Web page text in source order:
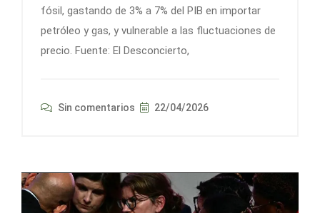
fósil, gastando de 3% a 7% del PIB en importar
petróleo y gas, y vulnerable a las fluctuaciones de
precio. Fuente: El Desconcierto,
Sin comentarios 22/04/2026